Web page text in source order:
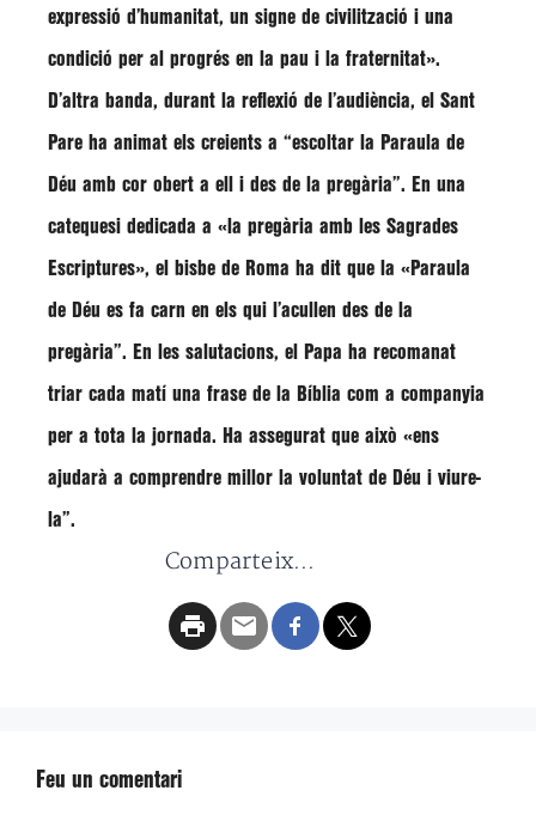
expressió d’humanitat, un signe de civilització i una
condició per al progrés en la pau i la fraternitat».
D’altra banda, durant la reflexió de l’audiència, el Sant
Pare ha animat els creients a “escoltar la Paraula de
Déu amb cor obert a ell i des de la pregària”. En una
catequesi dedicada a «la pregària amb les Sagrades
Escriptures», el bisbe de Roma ha dit que la «Paraula
de Déu es fa carn en els qui l’acullen des de la
pregària”. En les salutacions, el Papa ha recomanat
triar cada matí una frase de la Bíblia com a companyia
per a tota la jornada. Ha assegurat que això «ens
ajudarà a comprendre millor la voluntat de Déu i viure-
la”.
Comparteix...
Feu un comentari